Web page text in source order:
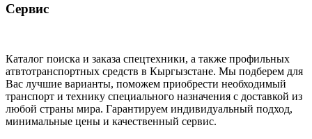
Сервис
Каталог поиска и заказа спецтехники, а также профильных
атвтотранспортных средств в Кыргызстане. Мы подберем для
Вас лучшие варианты, поможем приобрести необходимый
транспорт и технику специального назначения с доставкой из
любой страны мира. Гарантируем индивидуальный подход,
минимальные цены и качественный сервис.